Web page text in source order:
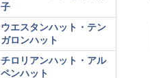
子
ウエスタンハット・テン
ガロンハット
チロリアンハット・アル
ペンハット